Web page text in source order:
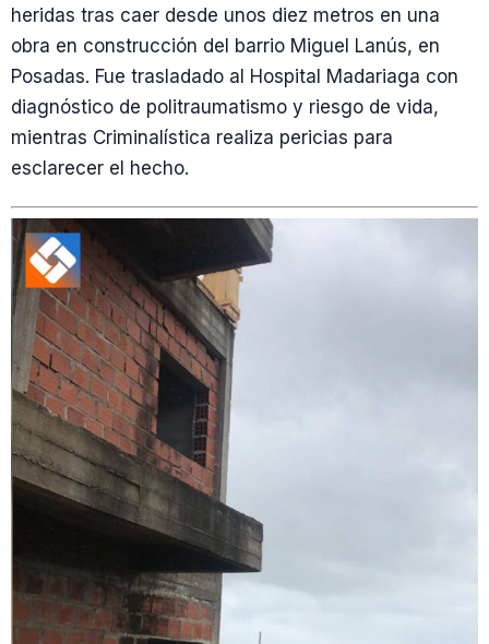
heridas tras caer desde unos diez metros en una
obra en construcción del barrio Miguel Lanús, en
Posadas. Fue trasladado al Hospital Madariaga con
diagnóstico de politraumatismo y riesgo de vida,
mientras Criminalística realiza pericias para
esclarecer el hecho.